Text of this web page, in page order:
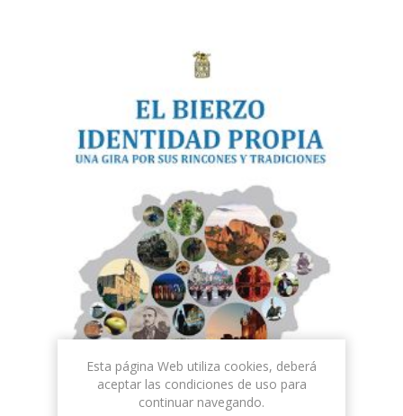
Esta página Web utiliza cookies, deberá
aceptar las condiciones de uso para
continuar navegando.